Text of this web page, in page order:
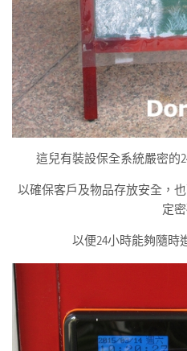
這兒有裝設保全系統嚴密的
以確保客戶及物品存放安全，
定
以便24小時能夠隨時